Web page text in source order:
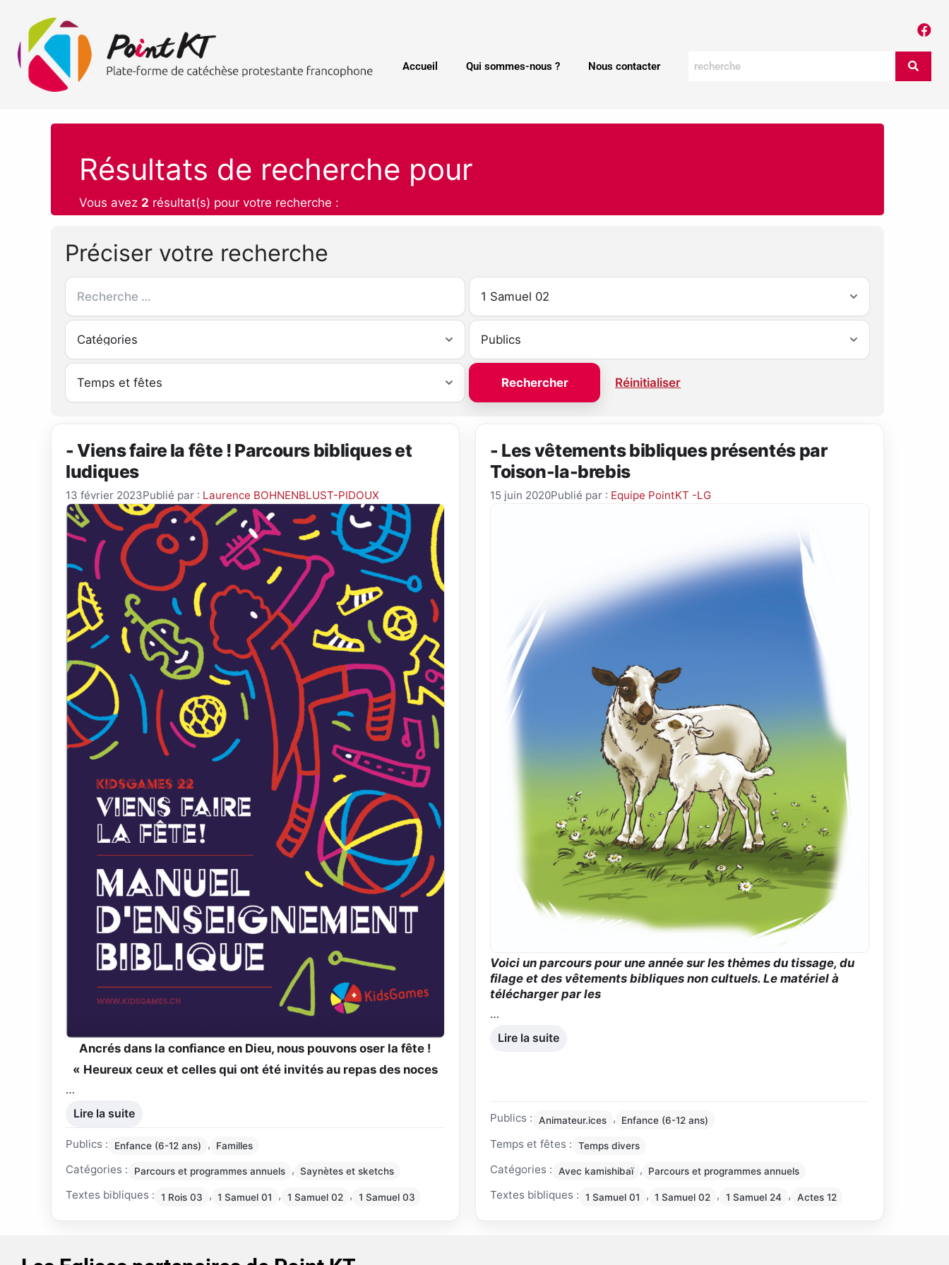
Accueil Qui sommes-nous ? Nous contacter
Résultats de recherche pour
Vous avez 2 résultat(s) pour votre recherche :
Préciser votre recherche
Réinitialiser
- Viens faire la fête ! Parcours bibliques et
ludiques
13 février 2023Publié par : Laurence BOHNENBLUST-PIDOUX
Ancrés dans la confiance en Dieu, nous pouvons oser la fête !
« Heureux ceux et celles qui ont été invités au repas des noces
…
Lire la suite
Publics : Enfance (6-12 ans) , Familles
Catégories : Parcours et programmes annuels , Saynètes et sketchs
Textes bibliques : 1 Rois 03 , 1 Samuel 01 , 1 Samuel 02 , 1 Samuel 03
- Les vêtements bibliques présentés par
Toison-la-brebis
15 juin 2020Publié par : Equipe PointKT -LG
Voici un parcours pour une année sur les thèmes du tissage, du
filage et des vêtements bibliques non cultuels. Le matériel à
télécharger par les
…
Lire la suite
Publics : Animateur.ices , Enfance (6-12 ans)
Temps et fêtes : Temps divers
Catégories : Avec kamishibaï , Parcours et programmes annuels
Textes bibliques : 1 Samuel 01 , 1 Samuel 02 , 1 Samuel 24 , Actes 12